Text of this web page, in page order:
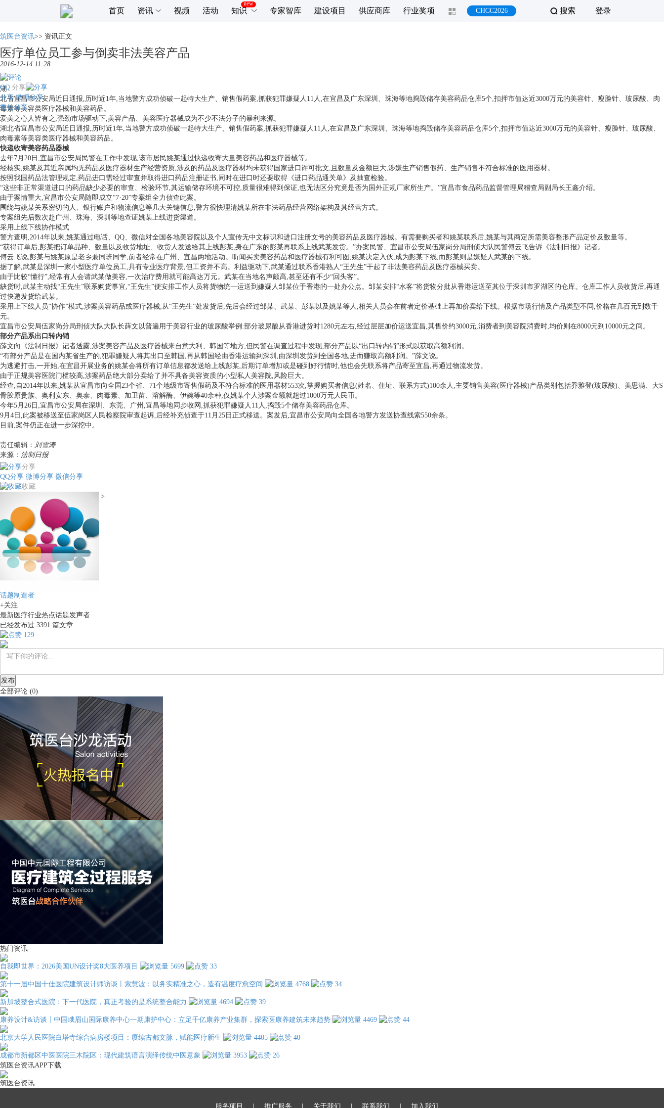
登录
搜索
首页 资讯 视频 活动 知识 专家智库 建设项目 供应商库 行业奖项 CHCC2026
筑医台资讯>> 资讯正文
医疗单位员工参与倒卖非法美容产品
2016-12-14 11:28
分享
QQ
分享 微博分享
微信分享
湖
北省宜昌市公安局近日通报,历时近1年,当地警方成功侦破一起特大生产、销售假药案,抓获犯罪嫌疑人11人,在宜昌及广东深圳、珠海等地捣毁储存美容药品仓库5个,扣押市值达近3000万元的美容针、瘦脸针、玻尿酸、肉
毒素等美容类医疗器械和美容药品。
爱美之心人皆有之,强劲市场驱动下,美容产品、美容医疗器械成为不少不法分子的暴利来源。
湖北省宜昌市公安局近日通报,历时近1年,当地警方成功侦破一起特大生产、销售假药案,抓获犯罪嫌疑人11人,在宜昌及广东深圳、珠海等地捣毁储存美容药品仓库5个,扣押市值达近3000万元的美容针、瘦脸针、玻尿酸、
肉毒素等美容类医疗器械和美容药品。
快递收寄美容药品器械
去年7月20日,宜昌市公安局民警在工作中发现,该市居民姚某通过快递收寄大量美容药品和医疗器械等。
经核实,姚某及其近亲属均无药品及医疗器材生产经营资质,涉及的药品及医疗器材均未获得国家进口许可批文,且数量及金额巨大,涉嫌生产销售假药、生产销售不符合标准的医用器材。
按照我国药品法管理规定,药品进口需经过审查并取得进口药品注册证书,同时在进口时还要取得《进口药品通关单》及抽查检验。
“这些非正常渠道进口的药品缺少必要的审查、检验环节,其运输储存环境不可控,质量很难得到保证,也无法区分究竟是否为国外正规厂家所生产。”宜昌市食品药品监督管理局稽查局副局长王鑫介绍。
由于案情重大,宜昌市公安局随即成立“7·20”专案组全力侦查此案。
围绕与姚某关系密切的人、银行账户和物流信息等几大关键信息,警方很快理清姚某所在非法药品经营网络架构及其经营方式。
专案组先后数次赴广州、珠海、深圳等地查证姚某上线进货渠道。
采用上线下线协作模式
警方查明,2014年以来,姚某通过电话、QQ、微信对全国各地美容院以及个人宣传无中文标识和进口注册文号的美容药品及医疗器械。有需要购买者和姚某联系后,姚某与其商定所需美容整形产品定价及数量等。
“获得订单后,彭某把订单品种、数量以及收货地址、收货人发送给其上线彭某,身在广东的彭某再联系上线武某发货。”办案民警、宜昌市公安局伍家岗分局刑侦大队民警傅云飞告诉《法制日报》记者。
傅云飞说,彭某与姚某原是老乡兼同班同学,前者经常在广州、宜昌两地活动。听闻买卖美容药品和医疗器械有利可图,姚某决定入伙,成为彭某下线,而彭某则是嫌疑人武某的下线。
据了解,武某是深圳一家小型医疗单位员工,具有专业医疗背景,但工资并不高。利益驱动下,武某通过联系香港熟人“王先生”干起了非法美容药品及医疗器械买卖。
由于比较“懂行”,经常有人会请武某做美容,一次治疗费用就可能高达万元。武某在当地名声颇高,甚至还有不少“回头客”。
缺货时,武某主动找“王先生”联系购货事宜,“王先生”便安排工作人员将货物统一运送到嫌疑人邹某位于香港的一处办公点。邹某安排“水客”将货物分批从香港运送至其位于深圳市罗湖区的仓库。仓库工作人员收货后,再通
过快递发货给武某。
采用上下线人员“协作”模式,涉案美容药品或医疗器械,从“王先生”处发货后,先后会经过邹某、武某、彭某以及姚某等人,相关人员会在前者定价基础上再加价卖给下线。根据市场行情及产品类型不同,价格在几百元到数千
元。
宜昌市公安局伍家岗分局刑侦大队大队长薛文以普遍用于美容行业的玻尿酸举例:部分玻尿酸从香港进货时1280元左右,经过层层加价运送宜昌,其售价约3000元,消费者到美容院消费时,均价则在8000元到10000元之间。
部分产品系出口转内销
薛文向《法制日报》记者透露,涉案美容产品及医疗器械来自意大利、韩国等地方,但民警在调查过程中发现,部分产品以“出口转内销”形式以获取高额利润。
“有部分产品是在国内某省生产的,犯罪嫌疑人将其出口至韩国,再从韩国经由香港运输到深圳,由深圳发货到全国各地,进而赚取高额利润。”薛文说。
为逃避打击,一开始,在宜昌开展业务的姚某会将所有订单信息都发送给上线彭某,后期订单增加或是碰到好行情时,他也会先联系将产品寄至宜昌,再通过物流发货。
由于正规美容医院门槛较高,涉案药品绝大部分卖给了并不具备美容资质的小型私人美容院,风险巨大。
经查,自2014年以来,姚某从宜昌市向全国23个省、71个地级市寄售假药及不符合标准的医用器材553次,掌握购买者信息(姓名、住址、联系方式)100余人,主要销售美容(医疗器械)产品类别包括乔雅登(玻尿酸)、美思满、大S
骨胶原贵族、奥利安东、奥泰、肉毒素、加卫苗、溶解酶、伊婉等40余种,仅姚某个人涉案金额就超过1000万元人民币。
今年5月26日,宜昌市公安局在深圳、东莞、广州,宜昌等地同步收网,抓获犯罪嫌疑人11人,捣毁5个储存美容药品仓库。
9月4日,此案被移送至伍家岗区人民检察院审查起诉,后经补充侦查于11月25日正式移送。案发后,宜昌市公安局向全国各地警方发送协查线索550余条。
目前,案件仍正在进一步深挖中。
责任编辑： 刘雪涛
来源： 法制日报
分享
QQ分享 微博分享 微信分享
收藏
>
话题制造者
+关注
最新医疗行业热点话题发声者
已经发布过 3391 篇文章
129
发布
全部评论 (0)
热门资讯
自我即世界：2026美国UN设计奖8大医养项目 5699 33
第十一届中国十佳医院建筑设计师访谈丨索慧波：以务实精准之心，造有温度疗愈空间 4768 34
新加坡整合式医院：下一代医院，真正考验的是系统整合能力 4694 39
康养设计&访谈丨中国峨眉山国际康养中心一期康护中心：立足千亿康养产业集群，探索医康养建筑未来趋势 4469 44
北京大学人民医院白塔寺综合病房楼项目：赓续古都文脉，赋能医疗新生 4405 40
成都市新都区中医医院三木院区：现代建筑语言演绎传统中医意象 3953
26
筑医台资讯APP下载
筑医台资讯
服务项目 推广服务 关于我们 联系我们 加入我们